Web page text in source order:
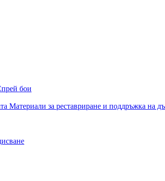
бои
Материали за реставриране и поддръжка на